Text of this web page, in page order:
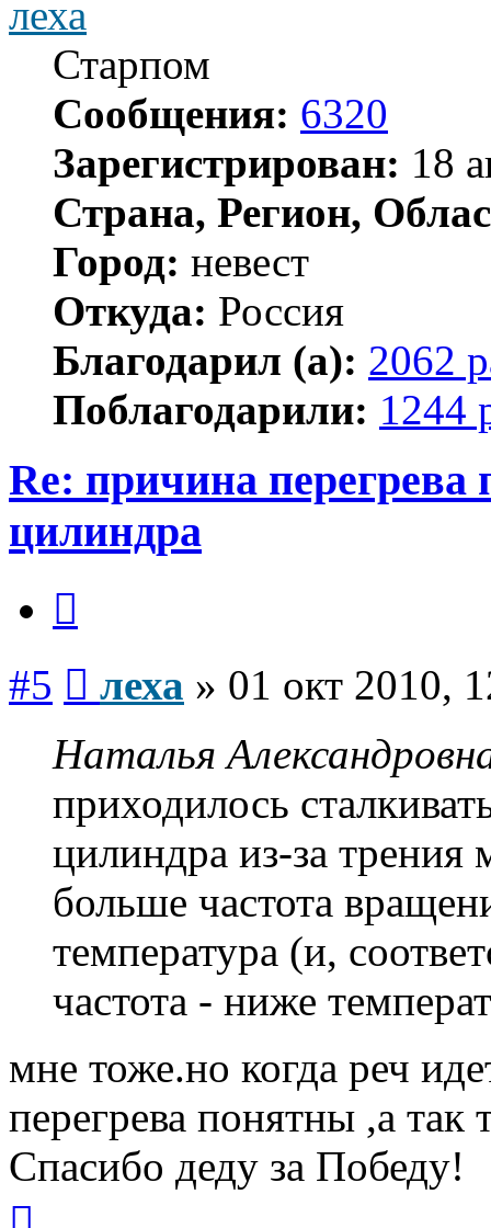
леха
Старпом
Сообщения: 6320
Зарегистрирован: 18
Страна, Регион,
Город: невест
Откуда: Россия
Благодарил (а): 2062
Поблагодарили: 1244
Re: причина перегрева
цилиндра
#5 леха » 01 окт 2010,
Наталья
приходилось
цилиндра из-за трения
больше частота
температура (и,
частота - ниже
мне тоже.но когда реч
перегрева понятны ,а так
Спасибо деду за Победу!